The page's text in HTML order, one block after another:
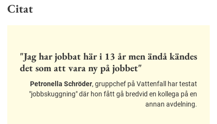
Citat
"Jag har jobbat här i 13 år men ändå kändes
det som att vara ny på jobbet"
Petronella Schröder, gruppchef på Vattenfall har testat
"jobbskuggning" där hon fått gå bredvid en kollega på en
annan avdelning.